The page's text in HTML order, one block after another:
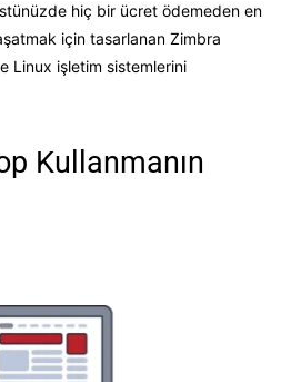
hiç bir ücret ödemeden en
için tasarlanan Zimbra
Linux işletim sistemlerini
Kullanmanın